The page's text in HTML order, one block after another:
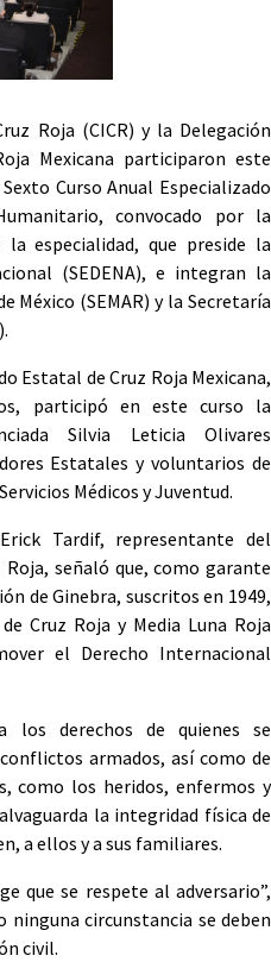
Roja (CICR) y la Delegación
Mexicana participaron este
Curso Anual Especializado
convocado por la
especialidad, que preside la
(SEDENA), e integran la
México (SEMAR) y la Secretaría
Estatal de Cruz Roja Mexicana,
participó en este curso la
Silvia Leticia Olivares
Estatales y voluntarios de
Médicos y Juventud.
Tardif, representante del
señaló que, como garante
de Ginebra, suscritos en 1949,
Cruz Roja y Media Luna Roja
el Derecho Internacional
los derechos de quienes se
armados, así como de
como los heridos, enfermos y
la integridad física de
a ellos y a sus familiares.
que se respete al adversario”,
ninguna circunstancia se deben
civil.